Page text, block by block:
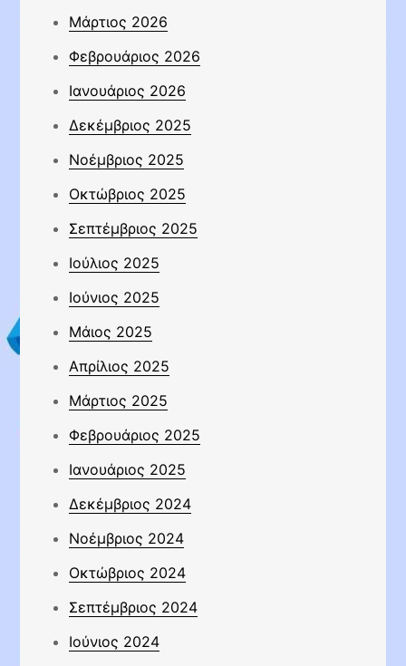
Μάρτιος 2026
Φεβρουάριος 2026
Ιανουάριος 2026
Δεκέμβριος 2025
Νοέμβριος 2025
Οκτώβριος 2025
Σεπτέμβριος 2025
Ιούλιος 2025
Ιούνιος 2025
Μάιος 2025
Απρίλιος 2025
Μάρτιος 2025
Φεβρουάριος 2025
Ιανουάριος 2025
Δεκέμβριος 2024
Νοέμβριος 2024
Οκτώβριος 2024
Σεπτέμβριος 2024
Ιούνιος 2024